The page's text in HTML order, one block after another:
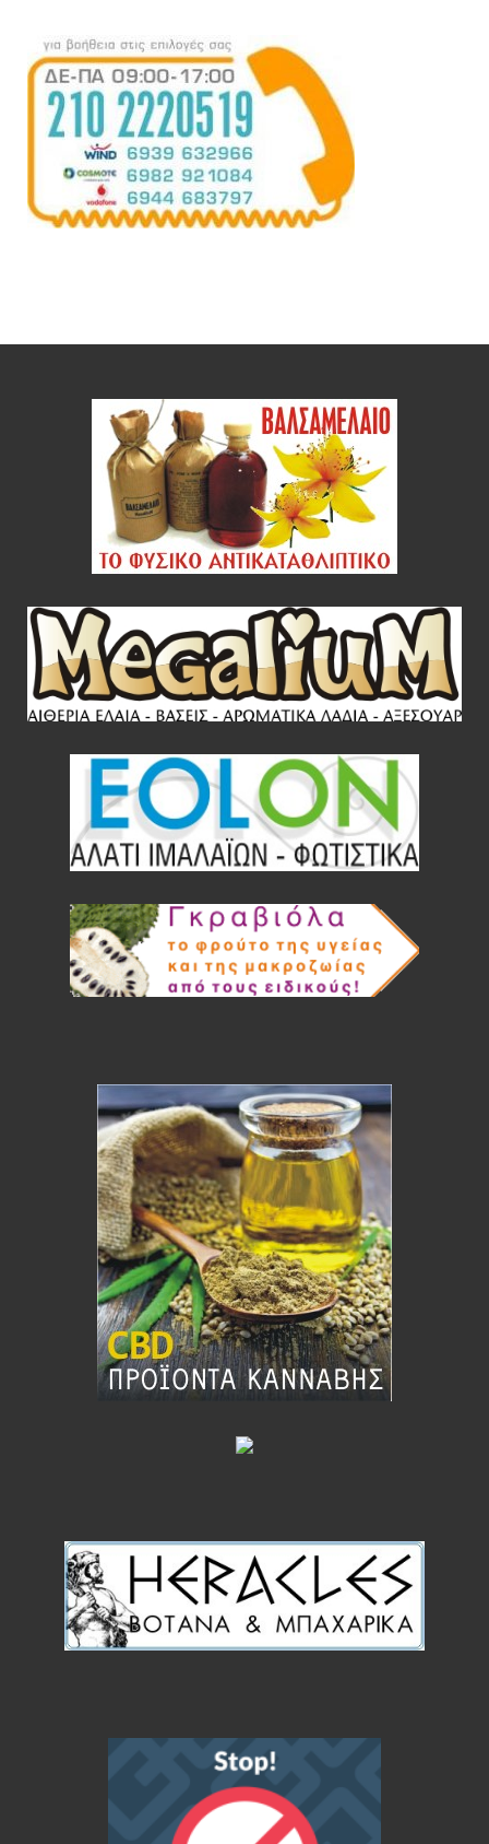
Ρεβύθια μέτρια bio 500gr (BIOPLUS)
YOGI COLD BREW BERRY MIX ΒΙΟ 30g